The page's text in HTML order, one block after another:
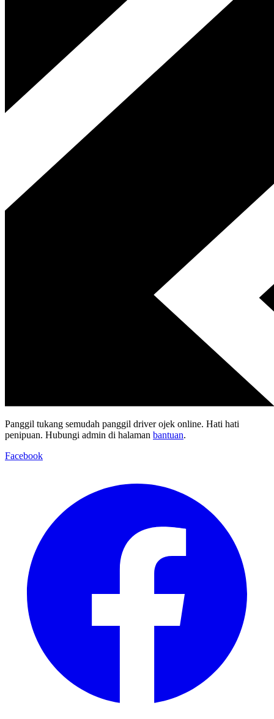
Panggil tukang semudah panggil driver ojek online. Hati hati
penipuan. Hubungi admin di halaman bantuan.
Facebook